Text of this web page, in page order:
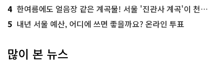
4 한여름에도 얼음장 같은 계곡물! 서울 '진관사 계곡'이 천국이네~
5 내년 서울 예산, 어디에 쓰면 좋을까요? 온라인 투표
많이 본 뉴스